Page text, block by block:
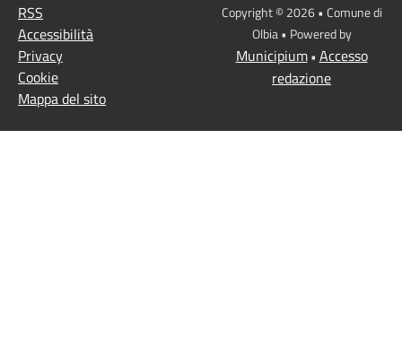
RSS
Accessibilità
Privacy
Cookie
Mappa del sito
Copyright © 2026 • Comune di
Olbia • Powered by
Municipium• Accesso
redazione